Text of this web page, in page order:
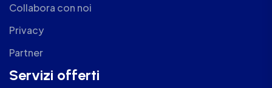
Collabora con noi
Privacy
Partner
Servizi offerti